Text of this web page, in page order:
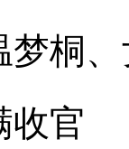
桐、
官